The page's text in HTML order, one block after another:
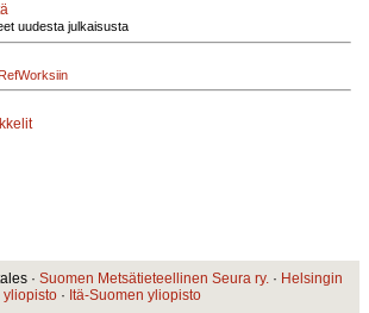
uudesta julkaisusta
· Suomen Metsätieteellinen Seura ry. · Helsingin
yliopisto · Itä-Suomen yliopisto